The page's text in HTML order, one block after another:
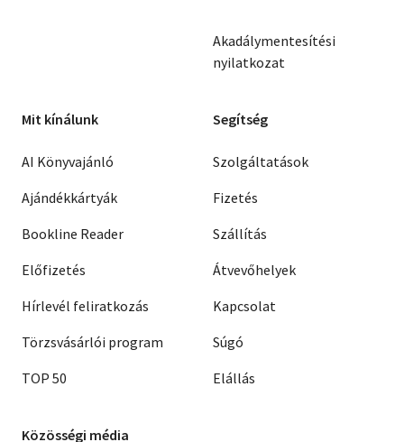
Akadálymentesítési
nyilatkozat
Mit kínálunk
AI Könyvajánló
Ajándékkártyák
Bookline Reader
Előfizetés
Hírlevél feliratkozás
Törzsvásárlói program
TOP 50
Segítség
Szolgáltatások
Fizetés
Szállítás
Átvevőhelyek
Kapcsolat
Súgó
Elállás
Közösségi média